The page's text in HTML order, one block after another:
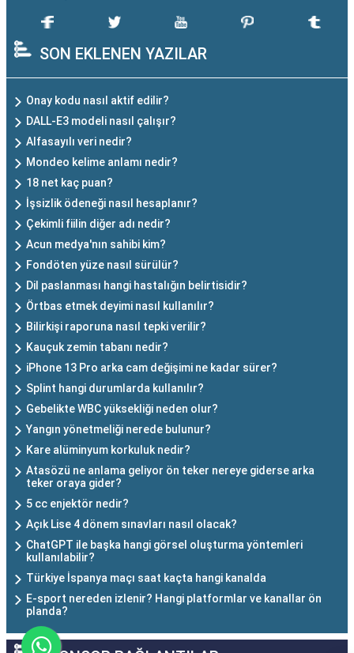
SON EKLENEN YAZILAR
Onay kodu nasıl aktif edilir?
DALL-E3 modeli nasıl çalışır?
Alfasayılı veri nedir?
Mondeo kelime anlamı nedir?
18 net kaç puan?
İşsizlik ödeneği nasıl hesaplanır?
Çekimli fiilin diğer adı nedir?
Acun medya'nın sahibi kim?
Fondöten yüze nasıl sürülür?
Dil paslanması hangi hastalığın belirtisidir?
Örtbas etmek deyimi nasıl kullanılır?
Bilirkişi raporuna nasıl tepki verilir?
Kauçuk zemin tabanı nedir?
iPhone 13 Pro arka cam değişimi ne kadar sürer?
Splint hangi durumlarda kullanılır?
Gebelikte WBC yüksekliği neden olur?
Yangın yönetmeliği nerede bulunur?
Kare alüminyum korkuluk nedir?
Atasözü ne anlama geliyor ön teker nereye giderse arka
teker oraya gider?
5 cc enjektör nedir?
Açık Lise 4 dönem sınavları nasıl olacak?
ChatGPT ile başka hangi görsel oluşturma yöntemleri
kullanılabilir?
Türkiye İspanya maçı saat kaçta hangi kanalda
E-sport nereden izlenir? Hangi platformlar ve kanallar ön
planda?